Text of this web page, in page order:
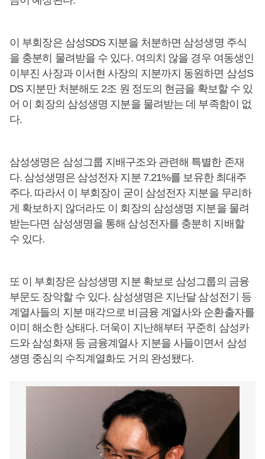
이 부회장은 삼성SDS 지분을 처분하면 삼성생명 주식
을 충분히 물려받을 수 있다. 여의치 않을 경우 여동생인
이부진 사장과 이서현 사장의 지분까지 동원하면 삼성S
DS 지분만 처분해도 2조 원 정도의 현금을 확보할 수 있
어 이 회장의 삼성생명 지분을 물려받는 데 부족함이 없
다.
삼성생명은 삼성그룹 지배구조와 관련해 특별한 존재
다. 삼성생명은 삼성전자 지분 7.21%를 보유한 최대주
주다. 따라서 이 부회장이 굳이 삼성전자 지분을 무리하
게 확보하지 않더라도 이 회장의 삼성생명 지분을 물려
받는다면 삼성생명을 통해 삼성전자를 충분히 지배할
수 있다.
또 이 부회장은 삼성생명 지분 확보로 삼성그룹의 금융
부문도 장악할 수 있다. 삼성생명은 지난달 삼성전기 등
계열사들의 지분 매각으로 비금융 계열사와 순환출자를
이미 해소한 상태다. 더욱이 지난해부터 꾸준히 삼성카
드와 삼성화재 등 금융계열사 지분을 사들이면서 삼성
생명 중심의 수직계열화도 거의 완성됐다.